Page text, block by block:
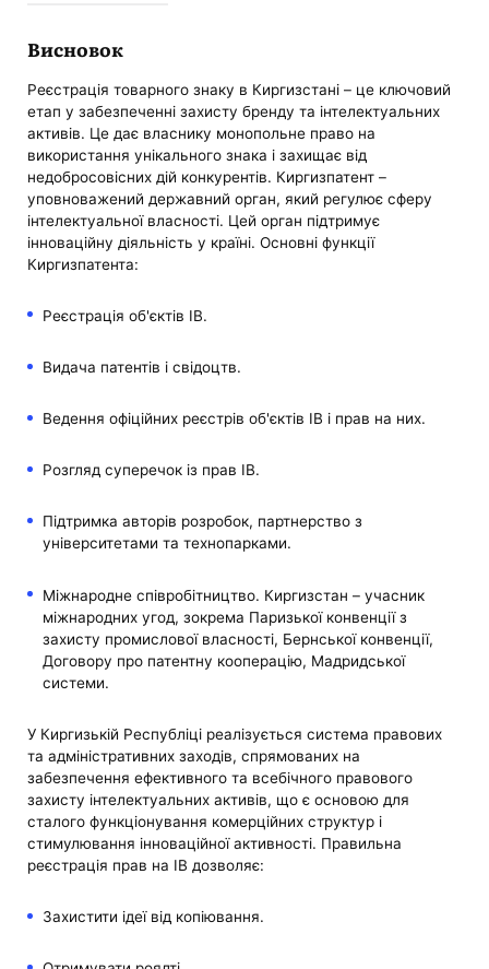
Висновок
Реєстрація товарного знаку в Киргизстані – це ключовий
етап у забезпеченні захисту бренду та інтелектуальних
активів. Це дає власнику монопольне право на
використання унікального знака і захищає від
недобросовісних дій конкурентів. Киргизпатент –
уповноважений державний орган, який регулює сферу
інтелектуальної власності. Цей орган підтримує
інноваційну діяльність у країні. Основні функції
Киргизпатента:
Реєстрація об'єктів ІВ.
Видача патентів і свідоцтв.
Ведення офіційних реєстрів об'єктів ІВ і прав на них.
Розгляд суперечок із прав ІВ.
Підтримка авторів розробок, партнерство з
університетами та технопарками.
Міжнародне співробітництво. Киргизстан – учасник
міжнародних угод, зокрема Паризької конвенції з
захисту промислової власності, Бернської конвенції,
Договору про патентну кооперацію, Мадридської
системи.
У Киргизькій Республіці реалізується система правових
та адміністративних заходів, спрямованих на
забезпечення ефективного та всебічного правового
захисту інтелектуальних активів, що є основою для
сталого функціонування комерційних структур і
стимулювання інноваційної активності. Правильна
реєстрація прав на ІВ дозволяє:
Захистити ідеї від копіювання.